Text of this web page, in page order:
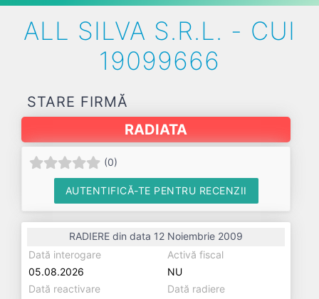
ALL SILVA S.R.L. - CUI
19099666
STARE FIRMĂ
RADIATA
(0)
AUTENTIFICĂ-TE PENTRU RECENZII
RADIERE din data 12 Noiembrie 2009
Dată interogare
05.08.2026
Activă fiscal
NU
Dată reactivare
Dată radiere